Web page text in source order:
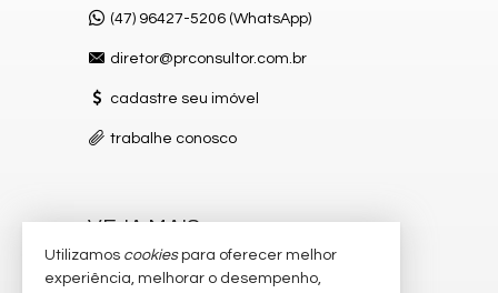
Área técnica
Academia
Brinquedoteca
Piscina
Piscina adulta com borda infinita
(47) 96427-5206 (WhatsApp)
diretor@prconsultor.com.br
cadastre seu imóvel
trabalhe conosco
VEJA MAIS
receba nosso newsletter
Utilizamos cookiespara oferecer melhor
experiência, melhorar o desempenho,